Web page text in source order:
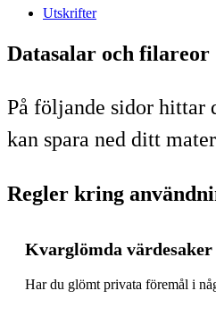
Utskrifter
Datasalar och filareor
På följande sidor hittar
kan spara ned ditt
Regler kring
Kvarglömda
Har du glömt privata föremål i